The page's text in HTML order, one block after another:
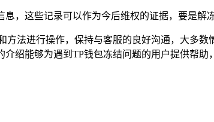
，这些记录可以作为今后维权的证据，要是解
法进行操作，保持与客服的良好沟通，大多
绍能够为遇到TP钱包冻结问题的用户提供帮